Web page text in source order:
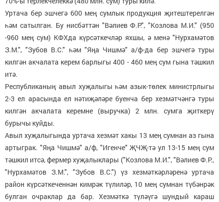
Уртача бер эшчегә 600 мең сумлык продукция җитештерелгән
һәм сатылган. Бу нисбәттән "Вәлиев Ф.Р.", "Козлова М.И." (950
-960 мең сум) КФХда күрсәткечләр яхшы, ә менә "Нурхамәтов
З.М.", "Зубов В.С." һәм "Яңа Чишмә" а/ф-да бер эшчегә туры
килгән акчалата керем барлыгы 400 - 460 мең сум гына тәшкил
итә.
Республиканың авыл хуҗалыгы һәм азык-төлек министрлыгы
2-3 ел арасында ел нәтиҗәләре буенча бер хезмәтчәнгә туры
килгән акчалата керемне (выручка) 2 млн. сумга җиткерү
бурычы куйды.
Авыл хуҗалыгында уртача хезмәт хакы 13 мең сумнан аз гына
артыграк. "Яңа Чишмә" а/ф, "Игенче" ҖЧҖ-тә ул 13-15 мең сум
тәшкил итсә, фермер хуҗалыклары ("Козлова М.И.", "Вәлиев Ф.Р.,
"Нурхамәтов З.М.", "Зубов В.С.") үз хезмәткәрләренә уртача
район күрсәткеченнән кимрәк түлиләр, 10 мең сумнан түбәнрәк
булган очраклар да бар. Хезмәткә түләүгә шундый караш